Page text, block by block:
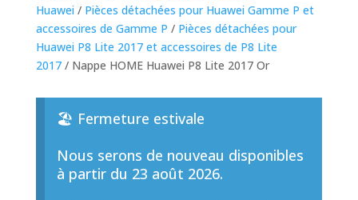
Huawei / Pièces détachées pour Huawei Gamme P et
accessoires de Gamme P / Pièces détachées pour
Huawei P8 Lite 2017 et accessoires de P8 Lite
2017/ Nappe HOME Huawei P8 Lite 2017 Or
🏖️ Fermeture estivale
Nous serons de nouveau disponibles
à partir du 23 août 2026.